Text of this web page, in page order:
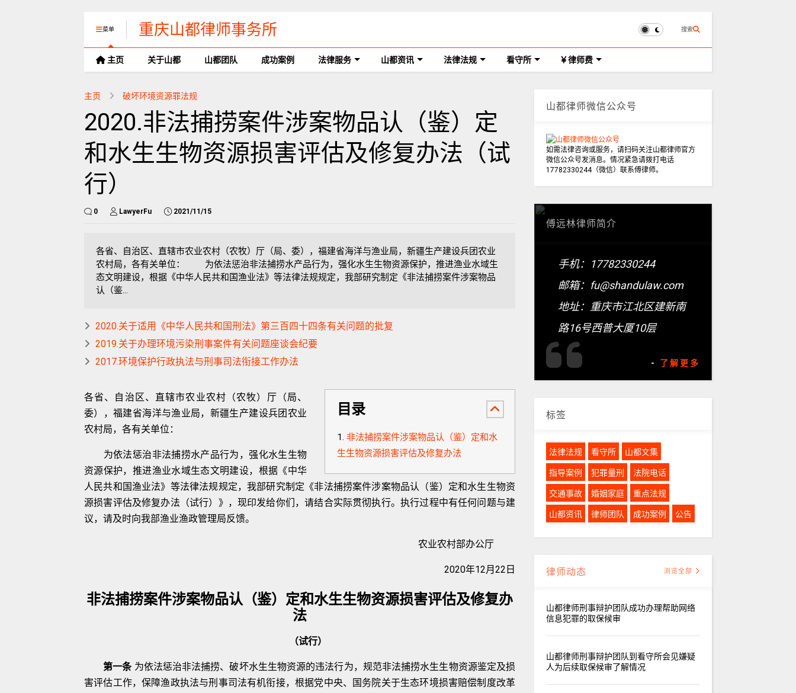
菜单 重庆山都律师事务所 搜索
主页 关于山都 山都团队 成功案例 法律服务 山都资讯 法律法规 看守所 律师费
主页 破坏环境资源罪法规
2020.非法捕捞案件涉案物品认（鉴）定
和水生生物资源损害评估及修复办法（试
行）
0 LawyerFu 2021/11/15
各省、自治区、直辖市农业农村（农牧）厅（局、委），福建省海洋与渔业局，新疆生产建设兵团农业
农村局，各有关单位： 为依法惩治非法捕捞水产品行为，强化水生生物资源保护，推进渔业水域生
态文明建设，根据《中华人民共和国渔业法》等法律法规规定，我部研究制定《非法捕捞案件涉案物品
认（鉴...
2020.关于适用《中华人民共和国刑法》第三百四十四条有关问题的批复
2019.关于办理环境污染刑事案件有关问题座谈会纪要
2017.环境保护行政执法与刑事司法衔接工作办法
目录
非法捕捞案件涉案物品认（鉴）定和水
生生物资源损害评估及修复办法
各省、自治区、直辖市农业农村（农牧）厅（局、
委），福建省海洋与渔业局，新疆生产建设兵团农业
农村局，各有关单位：
为依法惩治非法捕捞水产品行为，强化水生生物
资源保护，推进渔业水域生态文明建设，根据《中华
人民共和国渔业法》等法律法规规定，我部研究制定《非法捕捞案件涉案物品认（鉴）定和水生生物资
源损害评估及修复办法（试行）》，现印发给你们，请结合实际贯彻执行。执行过程中有任何问题与建
议，请及时向我部渔业渔政管理局反馈。
农业农村部办公厅
2020年12月22日
非法捕捞案件涉案物品认（鉴）定和水生生物资源损害评估及修复办
法
（试行）
第一条 为依法惩治非法捕捞、破坏水生生物资源的违法行为，规范非法捕捞水生生物资源鉴定及损
害评估工作，保障渔政执法与刑事司法有机衔接，根据党中央、国务院关于生态环境损害赔偿制度改革
山都律师微信公众号
如需法律咨询或服务，请扫码关注山都律师官方
微信公众号发消息。情况紧急请拨打电话
17782330244（微信）联系傅律师。
傅远林律师简介
手机：17782330244
邮箱：fu@shandulaw.com
地址：重庆市江北区建新南
路16号西普大厦10层
- 了解更多
标签
法律法规 看守所 山都文集
指导案例 犯罪量刑 法院电话
交通事故 婚姻家庭 重点法规
山都资讯 律师团队 成功案例 公告
律师动态 浏览全部
山都律师刑事辩护团队成功办理帮助网络
信息犯罪的取保候审
山都律师刑事辩护团队到看守所会见嫌疑
人为后续取保候审了解情况